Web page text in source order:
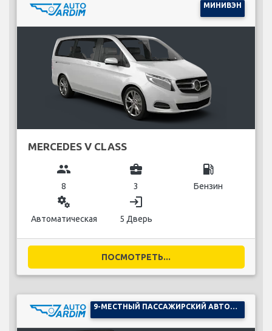
МИНИВЭН
MERCEDES V CLASS
group
8
business_center
3
local_gas_station
Бензин
miscellaneous_services
Автоматическая
login
5 Дверь
ПОСМОТРЕТЬ...